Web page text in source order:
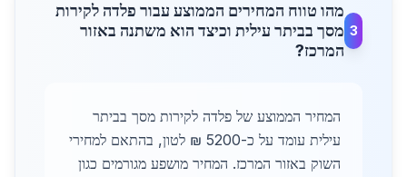
3
מהו טווח המחירים הממוצע עבור פלדה לקירות
מסך בביתר עילית וכיצד הוא משתנה באזור
המרכז?
המחיר הממוצע של פלדה לקירות מסך בביתר
עילית עומד על כ-5200 ₪ לטון, בהתאם למחירי
השוק באזור המרכז. המחיר מושפע מגורמים כגון